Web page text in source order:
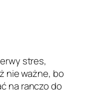
stres,
nie ważne, bo
na ranczo do